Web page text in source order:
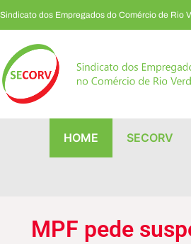
Sindicato dos Empregados do Comércio de Rio
HOME SECORV
MPF pede